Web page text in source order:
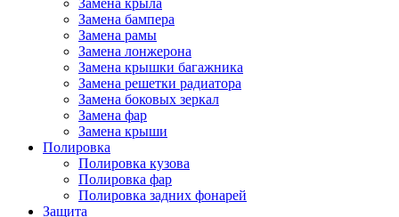
Замена крыла
Замена бампера
Замена рамы
Замена лонжерона
Замена крышки багажника
Замена решетки радиатора
Замена боковых зеркал
Замена фар
Замена крыши
Полировка
Полировка кузова
Полировка фар
Полировка задних фонарей
Защита